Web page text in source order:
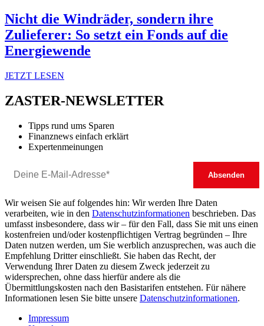
Nicht die Windräder, sondern ihre
Zulieferer: So setzt ein Fonds auf die
Energiewende
JETZT LESEN
ZASTER-NEWSLETTER
Tipps rund ums Sparen
Finanznews einfach erklärt
Expertenmeinungen
Wir weisen Sie auf folgendes hin: Wir werden Ihre Daten
verarbeiten, wie in den Datenschutzinformationen beschrieben. Das
umfasst insbesondere, dass wir – für den Fall, dass Sie mit uns einen
kostenfreien und/oder kostenpflichtigen Vertrag begründen – Ihre
Daten nutzen werden, um Sie werblich anzusprechen, was auch die
Empfehlung Dritter einschließt. Sie haben das Recht, der
Verwendung Ihrer Daten zu diesem Zweck jederzeit zu
widersprechen, ohne dass hierfür andere als die
Übermittlungskosten nach den Basistarifen entstehen. Für nähere
Informationen lesen Sie bitte unsere Datenschutzinformationen.
Impressum